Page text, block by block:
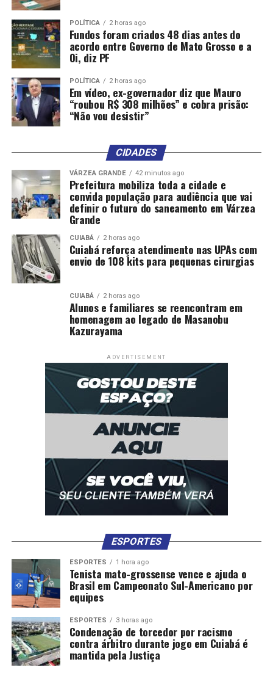
POLÍTICA 2 horas ago
Fundos foram criados 48 dias antes do
acordo entre Governo de Mato Grosso e a
Oi, diz PF
POLÍTICA 2 horas ago
Em vídeo, ex-governador diz que Mauro
“roubou R$ 308 milhões” e cobra prisão:
“Não vou desistir”
CIDADES
VÁRZEA GRANDE 42 minutos ago
Prefeitura mobiliza toda a cidade e
convida população para audiência que vai
definir o futuro do saneamento em Várzea
Grande
CUIABÁ 2 horas ago
Cuiabá reforça atendimento nas UPAs com
envio de 108 kits para pequenas cirurgias
CUIABÁ 2 horas ago
Alunos e familiares se reencontram em
homenagem ao legado de Masanobu
Kazurayama
ADVERTISEMENT
ESPORTES
ESPORTES 1 hora ago
Tenista mato-grossense vence e ajuda o
Brasil em Campeonato Sul-Americano por
equipes
ESPORTES 3 horas ago
Condenação de torcedor por racismo
contra árbitro durante jogo em Cuiabá é
mantida pela Justiça